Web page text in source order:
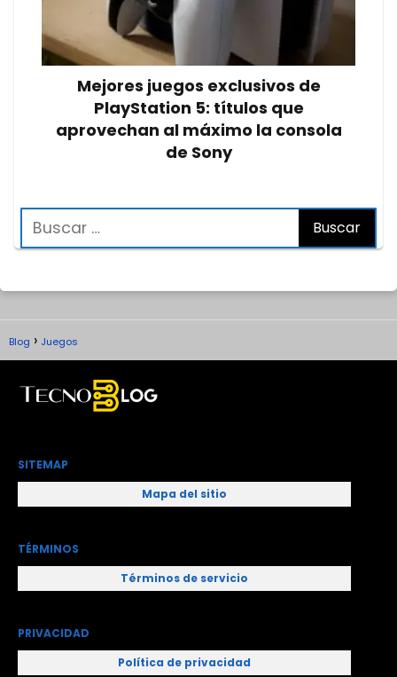
Mejores juegos exclusivos de
PlayStation 5: títulos que
aprovechan al máximo la consola
de Sony
Blog Juegos
SITEMAP
Mapa del sitio
TÉRMINOS
Términos de servicio
PRIVACIDAD
Política de privacidad